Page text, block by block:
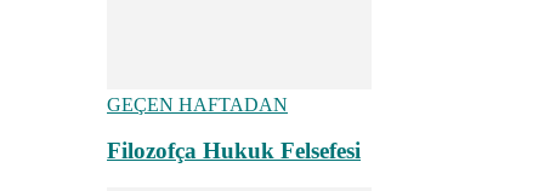
GEÇEN HAFTADAN
Filozofça Hukuk Felsefesi